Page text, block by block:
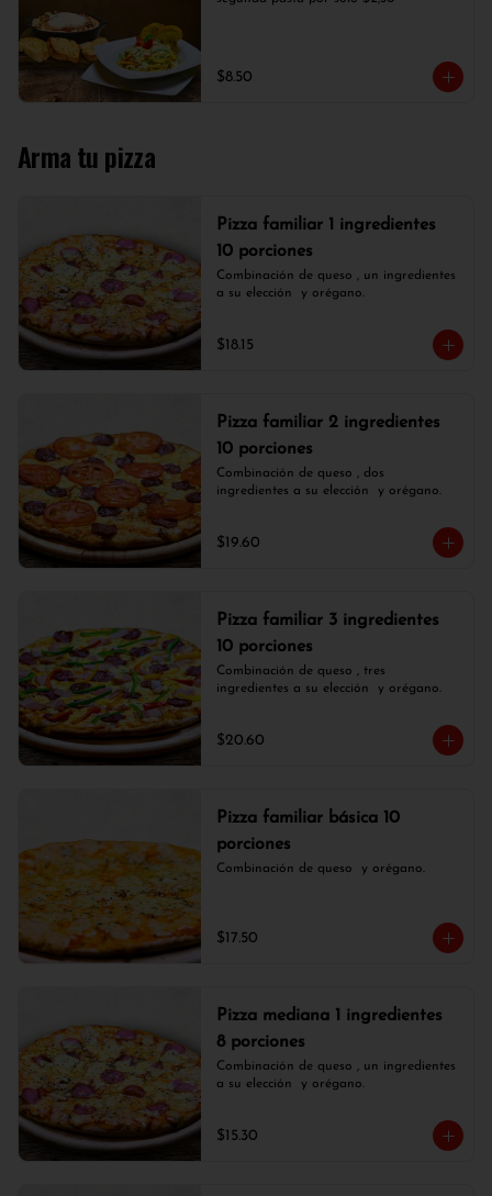
$8.50
Arma tu pizza
Pizza familiar 1 ingredientes
10 porciones
Combinación de queso , un ingredientes
a su elección  y orégano.
$18.15
Pizza familiar 2 ingredientes
10 porciones
Combinación de queso , dos
ingredientes a su elección  y orégano.
$19.60
Pizza familiar 3 ingredientes
10 porciones
Combinación de queso , tres
ingredientes a su elección  y orégano.
$20.60
Pizza familiar básica 10
porciones
Combinación de queso  y orégano.
$17.50
Pizza mediana 1 ingredientes
8 porciones
Combinación de queso , un ingredientes
a su elección  y orégano.
$15.30